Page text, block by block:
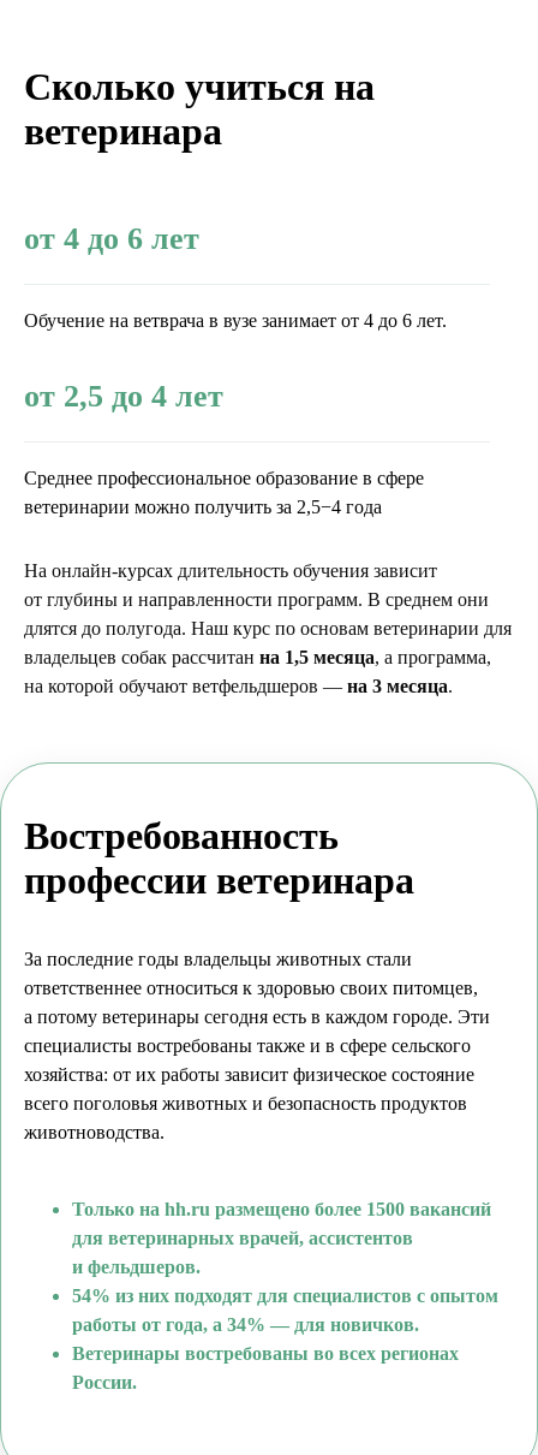
Сколько учиться на
ветеринара
от 4 до 6 лет
Обучение на ветврача в вузе занимает от 4 до 6 лет.
от 2,5 до 4 лет
Среднее профессиональное образование в сфере
ветеринарии можно получить за 2,5−4 года
На онлайн-курсах длительность обучения зависит
от глубины и направленности программ. В среднем они
длятся до полугода. Наш курс по основам ветеринарии для
владельцев собак рассчитан на 1,5 месяца, а программа,
на которой обучают ветфельдшеров — на 3 месяца.
Востребованность
профессии ветеринара
За последние годы владельцы животных стали
ответственнее относиться к здоровью своих питомцев,
а потому ветеринары сегодня есть в каждом городе. Эти
специалисты востребованы также и в сфере сельского
хозяйства: от их работы зависит физическое состояние
всего поголовья животных и безопасность продуктов
животноводства.
Только на hh.ru размещено более 1500 вакансий
для ветеринарных врачей, ассистентов
и фельдшеров.
54% из них подходят для специалистов с опытом
работы от года, а 34% — для новичков.
Ветеринары востребованы во всех регионах
России.